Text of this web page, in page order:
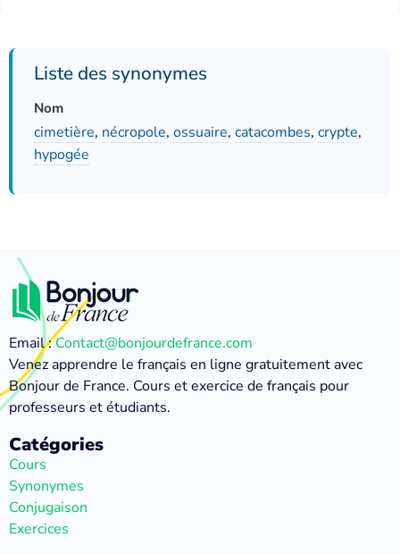
Liste des synonymes
Nom
cimetière, nécropole, ossuaire, catacombes, crypte,
hypogée
Email :Contact@bonjourdefrance.com
Venez apprendre le français en ligne gratuitement avec
Bonjour de France. Cours et exercice de français pour
professeurs et étudiants.
Catégories
Cours
Synonymes
Conjugaison
Exercices